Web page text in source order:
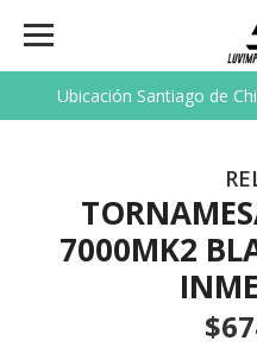
Ubicación Santiago de
7000MK2